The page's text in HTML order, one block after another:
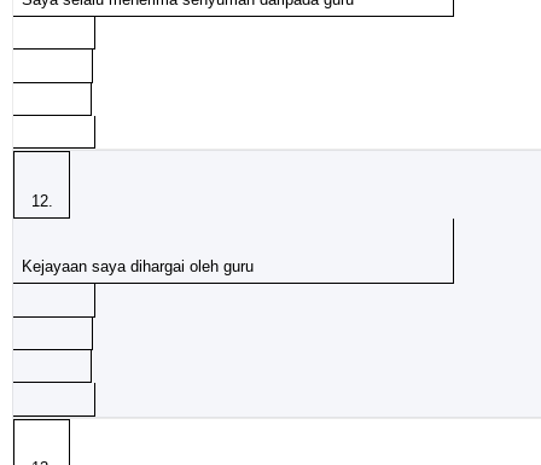
12.
Kejayaan saya dihargai oleh guru